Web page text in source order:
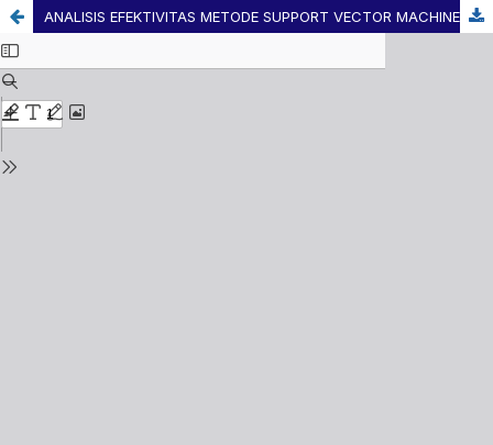
ANALISIS EFEKTIVITAS METODE SUPPORT VECTOR MACHINE (SVM) DALAM MENGURANGI BERITA HOAX BENCANA ALAM DARI DATA TWITTER